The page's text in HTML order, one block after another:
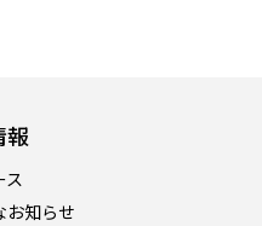
報
ス
お知らせ